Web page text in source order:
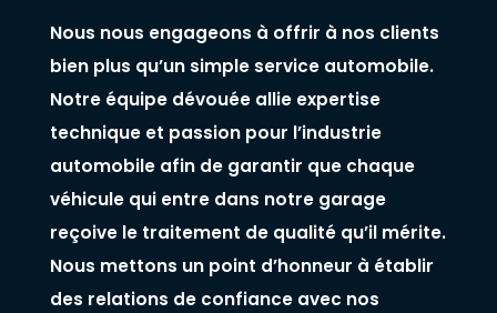
Nous nous engageons à offrir à nos clients
bien plus qu’un simple service automobile.
Notre équipe dévouée allie expertise
technique et passion pour l’industrie
automobile afin de garantir que chaque
véhicule qui entre dans notre garage
reçoive le traitement de qualité qu’il mérite.
Nous mettons un point d’honneur à établir
des relations de confiance avec nos